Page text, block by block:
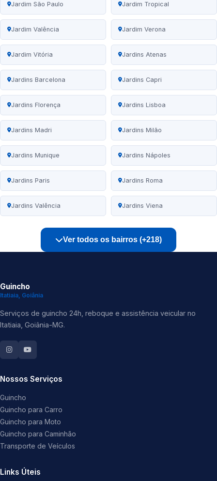
Jardim São Paulo Jardim Tropical
Jardim Valência Jardim Verona
Jardim Vitória Jardins Atenas
Jardins Barcelona Jardins Capri
Jardins Florença Jardins Lisboa
Jardins Madri Jardins Milão
Jardins Munique Jardins Nápoles
Jardins Paris Jardins Roma
Jardins Valência Jardins Viena
Ver todos os bairros (+218)
Guincho
Itatiaia, Goiânia
Serviços de guincho 24h, reboque e assistência veicular no
Itatiaia, Goiânia-MG.
Nossos Serviços
Guincho
Guincho para Carro
Guincho para Moto
Guincho para Caminhão
Transporte de Veículos
Links Úteis